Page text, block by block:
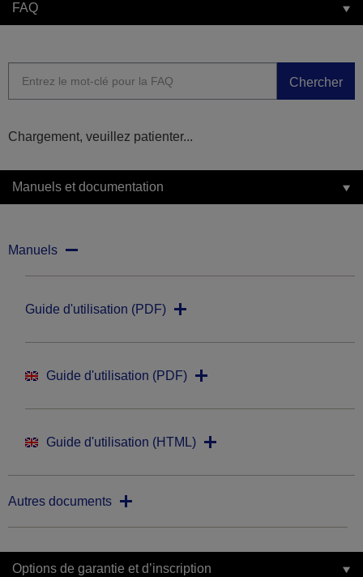
FAQ
Chercher
Chargement, veuillez patienter...
Manuels et documentation
Manuels
Guide d'utilisation (PDF)
Guide d'utilisation (PDF)
Guide d'utilisation (HTML)
Autres documents
Options de garantie et d’inscription